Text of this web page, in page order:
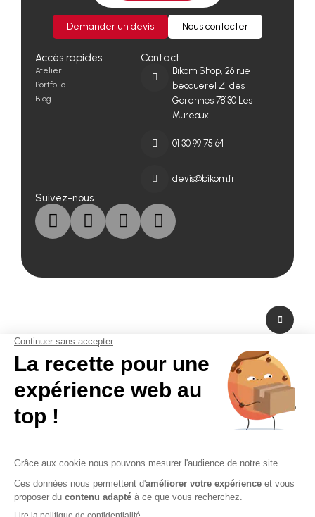
Demander un devis Nous contacter
Accès rapides
Atelier
Portfolio
Blog
Contact
Bikom Shop, 26 rue
becquerel ZI des
Garennes 78130 Les
Mureaux
01 30 99 75 64
devis@bikom.fr
Suivez-nous
A propos de nous
Fabricant de PLV en carton et fabricant de stand modulaire, Bikom est situé
dans les Yvelines en Ile-de-France. A peine à 20 mn de Paris La Défense,
Bikom peut fabriquer et livrer dans l'urgence. Proposant une large gamme
de produits et services, de la création graphique à la fabrication en passant
16 ans, Bikom accompagne les entreprises pour communiquer efficacement